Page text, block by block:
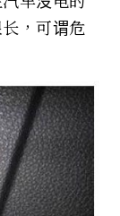
，可谓危